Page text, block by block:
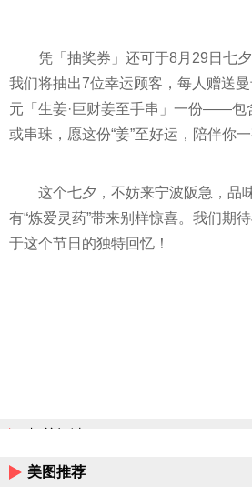
凭「抽奖券」还可于8月29日七
我们将抽出7位幸运顾客，每人赠送
元「生姜·巨财姜至手串」一份——包
或串珠，愿这份“姜”至好运，陪伴你
这个七夕，不妨来宁波阪急，品
有“炼爱灵药”带来别样惊喜。我们期
于这个节日的独特回忆！
相关阅读
美图推荐